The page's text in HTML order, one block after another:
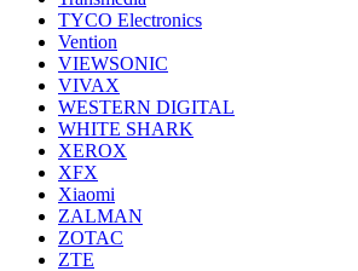
TYCO Electronics
Vention
VIEWSONIC
VIVAX
WESTERN DIGITAL
WHITE SHARK
XEROX
XFX
Xiaomi
ZALMAN
ZOTAC
ZTE